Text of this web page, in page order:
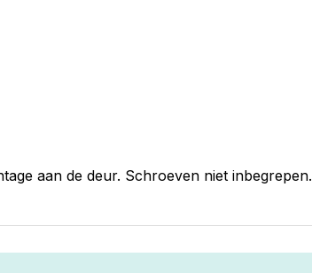
aan de deur. Schroeven niet inbegrepen.